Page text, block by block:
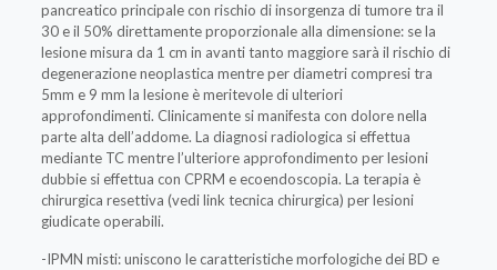
pancreatico principale con rischio di insorgenza di tumore tra il
30 e il 50% direttamente proporzionale alla dimensione: se la
lesione misura da 1 cm in avanti tanto maggiore sarà il rischio di
degenerazione neoplastica mentre per diametri compresi tra
5mm e 9 mm la lesione è meritevole di ulteriori
approfondimenti. Clinicamente si manifesta con dolore nella
parte alta dell’addome. La diagnosi radiologica si effettua
mediante TC mentre l’ulteriore approfondimento per lesioni
dubbie si effettua con CPRM e ecoendoscopia. La terapia è
chirurgica resettiva (vedi link tecnica chirurgica) per lesioni
giudicate operabili.
-IPMN misti: uniscono le caratteristiche morfologiche dei BD e